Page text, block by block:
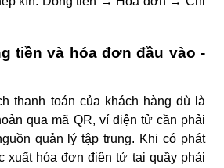
tiền và hóa đơn đầu vào -
thanh toán của khách hàng dù là
qua mã QR, ví điện tử cần phải
quản lý tập trung. Khi có phát
xuất hóa đơn điện tử tại quầy phải